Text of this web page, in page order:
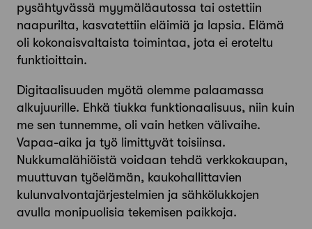
pysähtyvässä myymäläautossa tai ostettiin
naapurilta, kasvatettiin eläimiä ja lapsia. Elämä
oli kokonaisvaltaista toimintaa, jota ei eroteltu
funktioittain.
Digitaalisuuden myötä olemme palaamassa
alkujuurille. Ehkä tiukka funktionaalisuus, niin kuin
me sen tunnemme, oli vain hetken välivaihe.
Vapaa-aika ja työ limittyvät toisiinsa.
Nukkumalähiöistä voidaan tehdä verkkokaupan,
muuttuvan työelämän, kaukohallittavien
kulunvalvontajärjestelmien ja sähkölukkojen
avulla monipuolisia tekemisen paikkoja.